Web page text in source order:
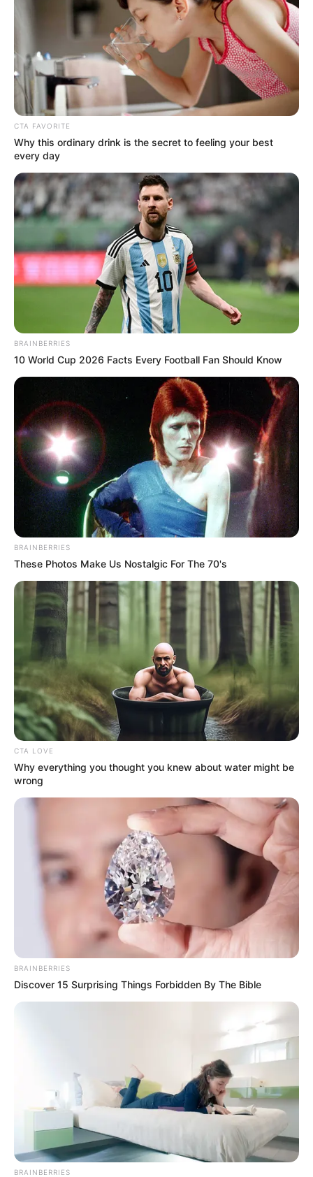
CTA FAVORITE
Why this ordinary drink is the secret to feeling your best
every day
BRAINBERRIES
10 World Cup 2026 Facts Every Football Fan Should Know
BRAINBERRIES
These Photos Make Us Nostalgic For The 70's
CTA LOVE
Why everything you thought you knew about water might be
wrong
BRAINBERRIES
Discover 15 Surprising Things Forbidden By The Bible
BRAINBERRIES